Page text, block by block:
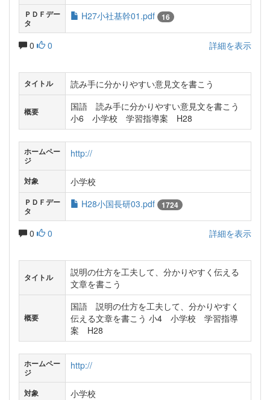
ＰＤＦデー
タ
H27小社基幹01.pdf 16
0 0 詳細を表示
タイトル 読み手に分かりやすい意見文を書こう
概要
国語 読み手に分かりやすい意見文を書こう
小6 小学校 学習指導案 H28
ホームペー
ジ
http://
対象 小学校
ＰＤＦデー
タ
H28小国長研03.pdf 1724
0 0 詳細を表示
タイトル
説明の仕方を工夫して、分かりやすく伝える
文章を書こう
概要
国語 説明の仕方を工夫して、分かりやすく
伝える文章を書こう 小4 小学校 学習指導
案 H28
ホームペー
ジ
http://
対象 小学校